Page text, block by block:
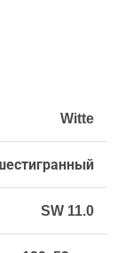
Witte
SW 11.0